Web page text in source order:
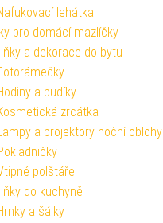
lehátka
pro domácí mazlíčky
a dekorace do bytu
a budíky
zrcátka
a projektory noční oblohy
polštáře
do kuchyně
a šálky